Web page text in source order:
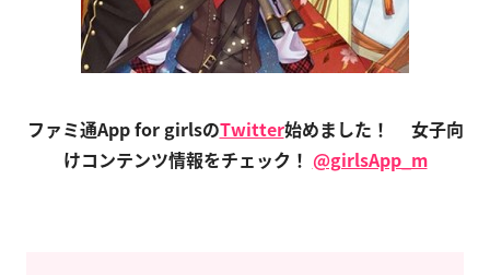
ファミ通App for girlsのTwitter始めました！
女子向
けコンテンツ情報をチェック！ @girlsApp_m